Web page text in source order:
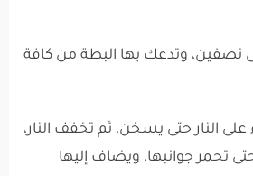
نصفين، وتدعك بها البطة من كافة
النار حتى يسخن، ثم تخفف النار،
تحمر جوانبها، ويضاف إليها